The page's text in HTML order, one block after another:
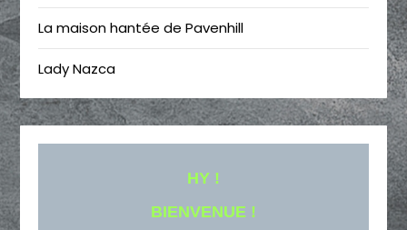
La maison hantée de Pavenhill
Lady Nazca
HY !
BIENVENUE !